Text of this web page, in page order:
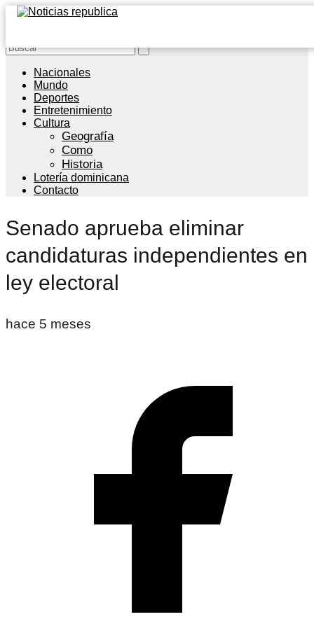
Nacionales
Mundo
Deportes
Entretenimiento
Cultura
Geografía
Como
Historia
Lotería dominicana
Contacto
Senado aprueba eliminar
candidaturas independientes en
ley electoral
hace 5 meses